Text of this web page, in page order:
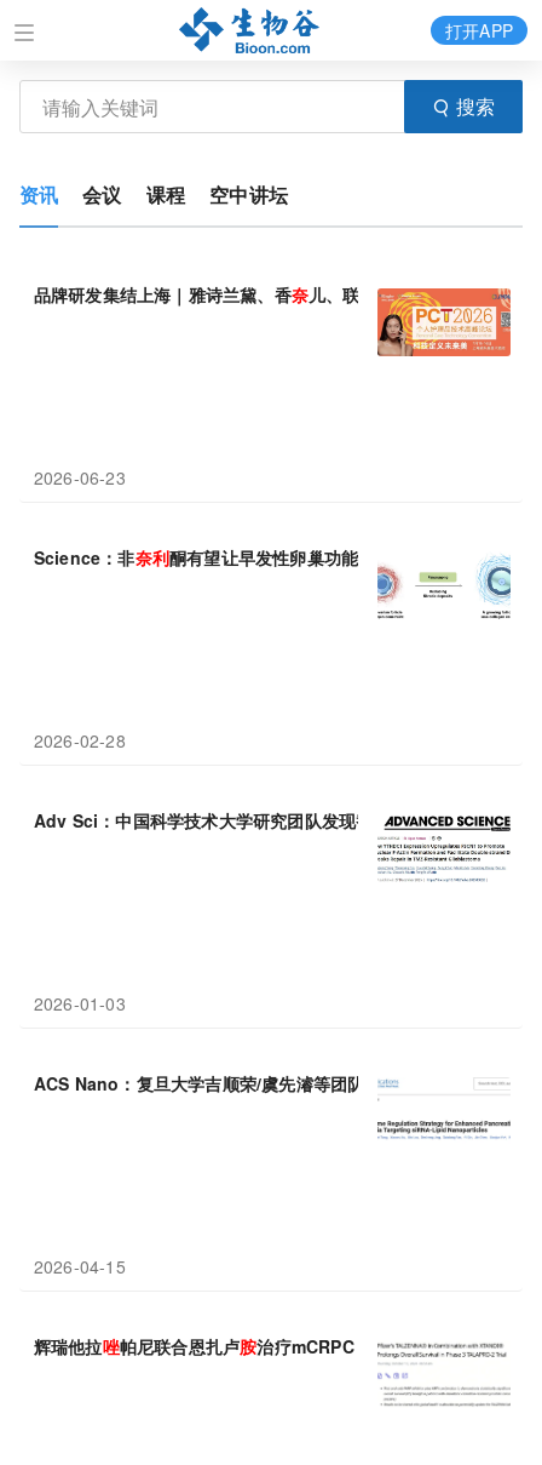
搜索
打开APP
资讯 会议 课程 空中讲坛
品牌研发集结上海｜雅诗兰黛、香奈儿、联合 利华、珀莱雅、科蒂
2026-06-23
Science：非奈利酮有望让早发性卵巢功能不全患者恢复生育能力
2026-02-28
Adv Sci：中国科学技术大学研究团队发现替莫唑胺治疗胶质母细
2026-01-03
ACS Nano：复旦大学吉顺荣/虞先濬等团队研究利用脂质纳米粒共
2026-04-15
辉瑞他拉唑帕尼联合恩扎卢胺治疗mCRPC III期研究达到OS终点